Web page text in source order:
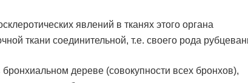
явлений в тканях этого органа
ткани соединительной, т.е. своего рода
дереве (совокупности всех бронхов),